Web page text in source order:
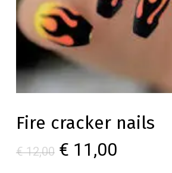
Fire cracker nails
€12,00 Oorspronkelijke
€ 11,00Huidige